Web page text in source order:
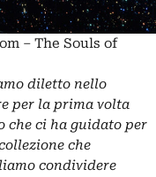
– The Souls of
diletto nello
per la prima volta
che ci ha guidato per
che
condividere